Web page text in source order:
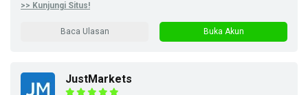
>> Kunjungi Situs!
Baca Ulasan Buka Akun
JustMarkets